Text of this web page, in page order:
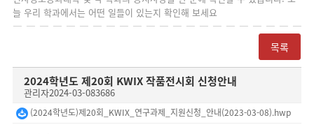
늘 우리 학과에서는 어떤 일들이 있는지 확인해 보세요
목록
2024학년도 제20회 KWIX 작품전시회 신청안내
관리자2024-03-083686
(2024학년도)제20회_KWIX_연구과제_지원신청_안내(2023-03-08).hwp